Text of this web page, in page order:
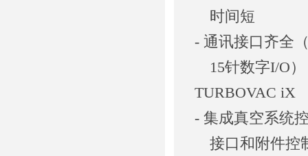
时间短
- 通讯接口齐全
15针数字I/O）
TURBOVAC iX
- 集成真空系统
接口和附件控